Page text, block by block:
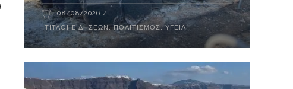
08/08/2026
ΤΊΤΛΟΙ ΕΙΔΉΣΕΩΝ,ΠΟΛΙΤΙΣΜΌΣ,ΥΓΕΊΑ